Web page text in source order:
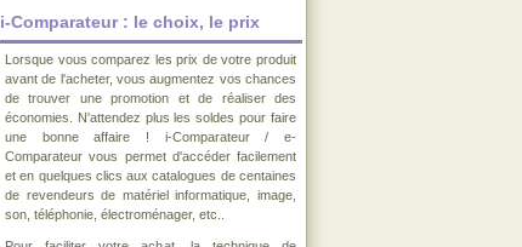
i-Comparateur : le choix, le prix
Lorsque vous comparez les prix de votre produit
avant de l'acheter, vous augmentez vos chances
de trouver une promotion et de réaliser des
économies. N'attendez plus les soldes pour faire
une bonne affaire ! i-Comparateur / e-
Comparateur vous permet d'accéder facilement
et en quelques clics aux catalogues de centaines
de revendeurs de matériel informatique, image,
son, téléphonie, électroménager, etc..